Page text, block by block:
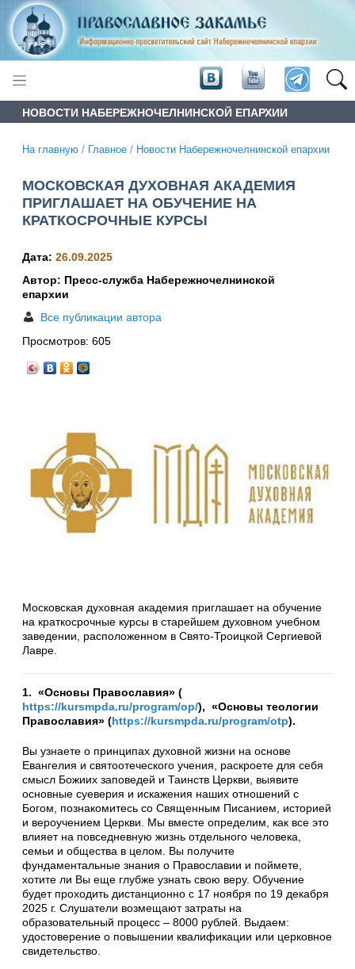
НОВОСТИ НАБЕРЕЖНОЧЕЛНИНСКОЙ ЕПАРХИИ
На главную / Главное / Новости Набережночелнинской епархии
МОСКОВСКАЯ ДУХОВНАЯ АКАДЕМИЯ
ПРИГЛАШАЕТ НА ОБУЧЕНИЕ НА
КРАТКОСРОЧНЫЕ КУРСЫ
Дата: 26.09.2025
Автор: Пресс-служба Набережночелнинской
епархии
Все публикации автора
Просмотров: 605
Московская духовная академия приглашает на обучение
на краткосрочные курсы в старейшем духовном учебном
заведении, расположенном в Свято-Троицкой Сергиевой
Лавре.
1. «Основы Православия» (
https://kursmpda.ru/program/op/), «Основы теологии
Православия» (https://kursmpda.ru/program/otp).
Вы узнаете о принципах духовной жизни на основе
Евангелия и святоотеческого учения, раскроете для себя
смысл Божиих заповедей и Таинств Церкви, выявите
основные суеверия и искажения наших отношений с
Богом, познакомитесь со Священным Писанием, историей
и вероучением Церкви. Мы вместе определим, как все это
влияет на повседневную жизнь отдельного человека,
семьи и общества в целом. Вы получите
фундаментальные знания о Православии и поймете,
хотите ли Вы еще глубже узнать свою веру. Обучение
будет проходить дистанционно с 17 ноября по 19 декабря
2025 г. Слушатели возмещают затраты на
образовательный процесс – 8000 рублей. Выдаем:
удостоверение о повышении квалификации или церковное
свидетельство.